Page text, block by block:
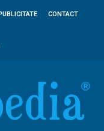
CONTACT